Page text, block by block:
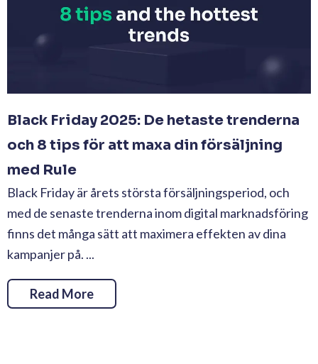
Black Friday 2025: De hetaste trenderna
och 8 tips för att maxa din försäljning
med Rule
Black Friday är årets största försäljningsperiod, och
med de senaste trenderna inom digital marknadsföring
finns det många sätt att maximera effekten av dina
kampanjer på. ...
Read More